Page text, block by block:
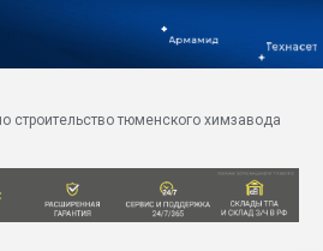
28.07.2026
Всё, что касается
бутылок
строительство тюменского химзавода